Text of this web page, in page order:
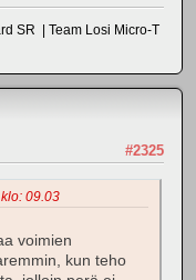
SR | Team Losi Micro-T
#2325
09.03
voimien
kun teho